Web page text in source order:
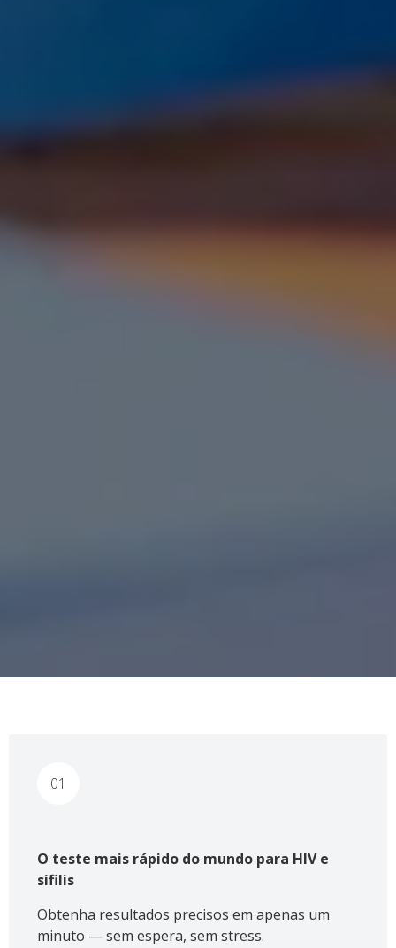
01
O teste mais rápido do mundo para HIV e
sífilis
Obtenha resultados precisos em apenas um
minuto — sem espera, sem stress.